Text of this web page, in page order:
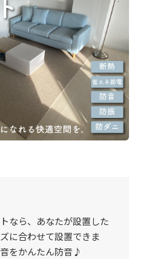
なら、あなたが設置した
に合わせて設置できま
をかんたん防音♪